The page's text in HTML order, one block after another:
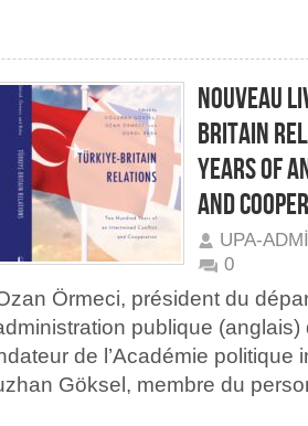
NOUVEAU
BRITAIN
YEARS OF
AND
UPA-
0
Örmeci, président du
publique (anglais)
de l’Académie politique
Göksel, membre du